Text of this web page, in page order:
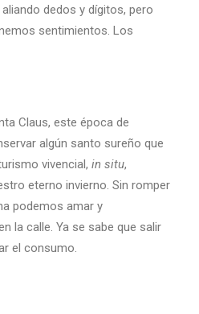
dedos y dígitos, pero
sentimientos. Los
Claus, este época de
algún santo sureño que
vivencial, in situ,
eterno invierno. Sin romper
podemos amar y
la calle. Ya se sabe que salir
el consumo.